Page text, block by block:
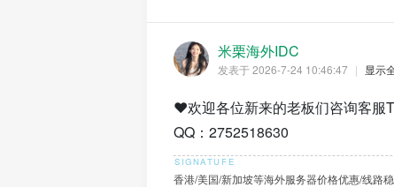
米栗海外IDC
发表于 2026-7-24 10:46:47 | 显示
❤️欢迎各位新来的老板们咨询客服
QQ：2752518630
香港/美国/新加坡等海外服务器价格优惠/线路